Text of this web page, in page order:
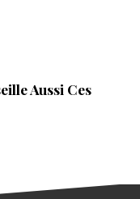
Aussi Ces